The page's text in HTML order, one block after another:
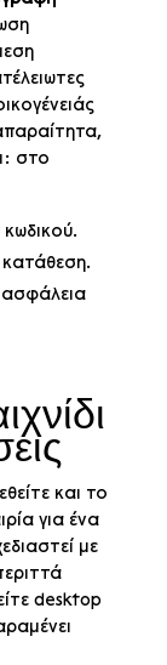
στο
ασφάλεια
και το
για ένα
με
desktop